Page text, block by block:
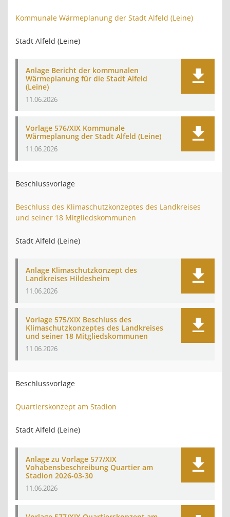
Kommunale Wärmeplanung der Stadt Alfeld (Leine)
Stadt Alfeld (Leine)
Anlage Bericht der kommunalen
Wärmeplanung für die Stadt Alfeld
(Leine)
11.06.2026
Vorlage 576/XIX Kommunale
Wärmeplanung der Stadt Alfeld (Leine)
11.06.2026
Beschlussvorlage
Beschluss des Klimaschutzkonzeptes des Landkreises
und seiner 18 Mitgliedskommunen
Stadt Alfeld (Leine)
Anlage Klimaschutzkonzept des
Landkreises Hildesheim
11.06.2026
Vorlage 575/XIX Beschluss des
Klimaschutzkonzeptes des Landkreises
und seiner 18 Mitgliedskommunen
11.06.2026
Beschlussvorlage
Quartierskonzept am Stadion
Stadt Alfeld (Leine)
Anlage zu Vorlage 577/XIX
Vohabensbeschreibung Quartier am
Stadion 2026-03-30
11.06.2026